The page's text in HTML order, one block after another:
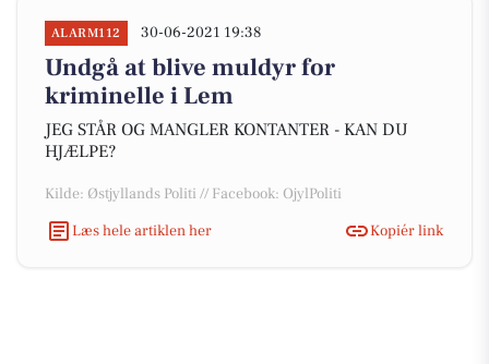
ALARM112 30-06-2021 19:38
Undgå at blive muldyr for
kriminelle i Lem
JEG STÅR OG MANGLER KONTANTER - KAN DU
HJÆLPE?
Kilde: Østjyllands Politi // Facebook: OjylPoliti
Læs hele artiklen her
Kopiér link